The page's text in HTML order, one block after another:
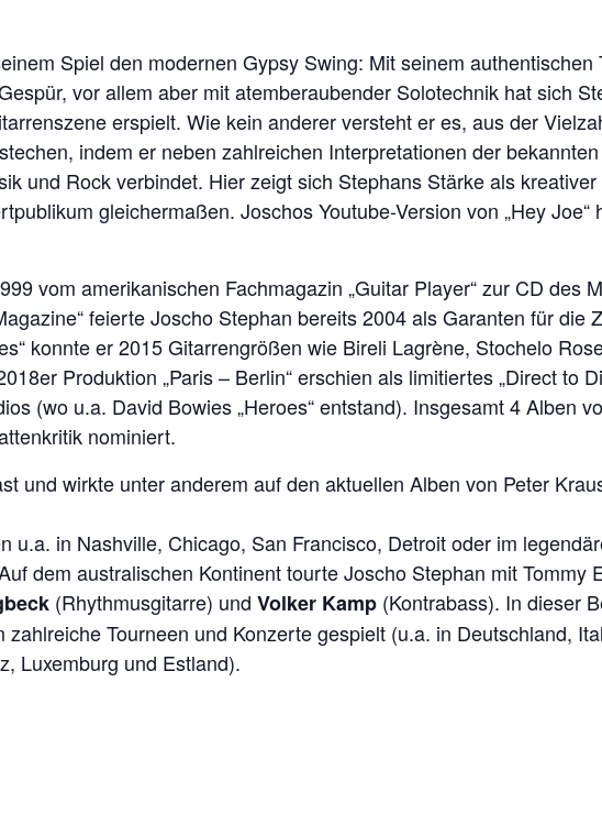
Spiel den modernen Gypsy Swing: Mit seinem authentischen
vor allem aber mit atemberaubender Solotechnik hat sich
erspielt. Wie kein anderer versteht er es, aus der
indem er neben zahlreichen Interpretationen der
und Rock verbindet. Hier zeigt sich Stephans Stärke als kreativer
gleichermaßen. Joschos Youtube-Version von „Hey Joe“
vom amerikanischen Fachmagazin „Guitar Player“ zur CD des
feierte Joscho Stephan bereits 2004 als Garanten für die
konnte er 2015 Gitarrengrößen wie Bireli Lagrène, Stochelo
Produktion „Paris – Berlin“ erschien als limitiertes „Direct to
(wo u.a. David Bowies „Heroes“ entstand). Insgesamt 4 Alben
nominiert.
und wirkte unter anderem auf den aktuellen Alben von Peter
u.a. in Nashville, Chicago, San Francisco, Detroit oder im
dem australischen Kontinent tourte Joscho Stephan mit Tommy
(Rhythmusgitarre) und Volker Kamp (Kontrabass). In dieser
Tourneen und Konzerte gespielt (u.a. in Deutschland,
Luxemburg und Estland).